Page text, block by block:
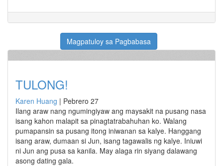
Magpatuloy sa Pagbabasa
TULONG!
Karen Huang | Pebrero 27
Ilang araw nang ngumingiyaw ang maysakit na pusang nasa
isang kahon malapit sa pinagtatrabahuhan ko. Walang
pumapansin sa pusang itong iniwanan sa kalye. Hanggang
isang araw, dumaan si Jun, isang tagawalis ng kalye. Iniuwi
ni Jun ang pusa sa kanila. May alaga rin siyang dalawang
asong dating gala.